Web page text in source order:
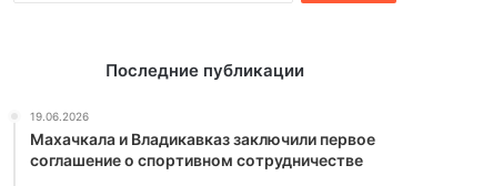
Последние публикации
19.06.2026
Махачкала и Владикавказ заключили первое
соглашение о спортивном сотрудничестве